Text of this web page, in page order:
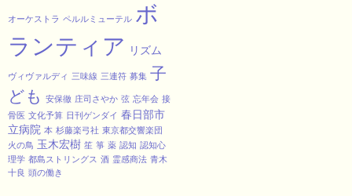
オーケストラ ペルルミューテル ボ
ランティア
リズム
ヴィヴァルディ 三味線 三連符 募集 子
ども
安保徹 庄司さやか 弦 忘年会 接
骨医 文化予算 日刊ゲンダイ 春日部市
立病院 本 杉藤楽弓社 東京都交響楽団
火の鳥 玉木宏樹 笙 箏 薬 認知 認知心
理学 都島ストリングス 酒 霊感商法 青木
十良 頭の働き